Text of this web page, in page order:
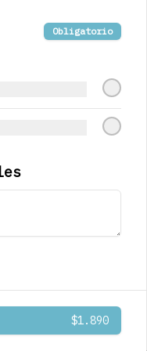
Obligatorio
$1.890